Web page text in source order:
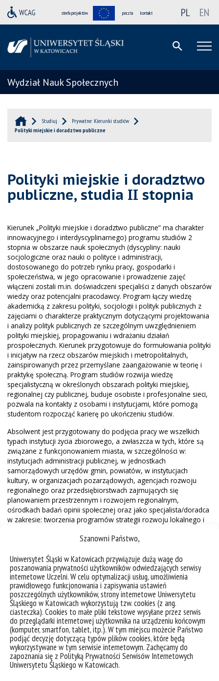
Szanowni Państwo,
Uniwersytet Śląski w Katowicach przywiązuje dużą wagę do
poszanowania prywatności użytkowników odwiedzających serwisy
internetowe Uczelni. W celu optymalizacji usług, umożliwienia
prawidłowego funkcjonowania i zapisywania ustawień
poszczególnych użytkowników, strony internetowe Uniwersytetu
Śląskiego w Katowicach wykorzystują tzw. cookies (z ang.
ciasteczka). Cookies to małe pliki tekstowe wysyłane przez serwis
do przeglądarki internetowej użytkownika na urządzeniu końcowym
(komputer, smartfon, tablet, itp.). W tym miejscu możecie Państwo
podjąć decyzję dotyczącą typów plików cookies, które będą
wykorzystywane w tym serwisie internetowym. Zachęcamy do
zapoznania się z Polityką Prywatności Serwisów Internetowych
Uniwersytetu Śląskiego w Katowicach.
strefa projektów poczta kontakt PL EN
Wydział Nauk Społecznych
Studiuj
Prywatne: Kierunki studiów
Polityki miejskie i doradztwo publiczne
Polityki miejskie i doradztwo
publiczne, studia II stopnia
Kierunek „Polityki miejskie i doradztwo publiczne” ma charakter
innowacyjnego i interdyscyplinarnego) programu studiów 2
stopnia w obszarze nauk społecznych (dyscypliny: nauki
socjologiczne oraz nauki o polityce i administracji,
dostosowanego do potrzeb rynku pracy, gospodarki i
społeczeństwa, w jego opracowanie i prowadzenie zajęć
włączeni zostali m.in. doświadczeni specjaliści z danych obszarów
wiedzy oraz potencjalni pracodawcy. Program łączy wiedzę
akademicką z zakresu polityki, socjologii i polityk publicznych z
zajęciami o charakterze praktycznym dotyczącymi projektowania
i analizy polityk publicznych ze szczególnym uwzględnieniem
polityki miejskiej, propagowaniu i wdrażaniu działań
prospołecznych. Kierunek przygotowuje do formułowania polityki
i inicjatyw na rzecz obszarów miejskich i metropolitalnych,
zainspirowanych przez przemyślane zaangażowanie w teorię i
praktykę społeczną. Program studiów rozwija wiedzę
specjalistyczną w określonych obszarach polityki miejskiej,
regionalnej czy publicznej, buduje osobiste i profesjonalne sieci,
pozwala na kontakty z osobami i instytucjami, które pomogą
studentom rozpocząć karierę po ukończeniu studiów.
Absolwent jest przygotowany do podjęcia pracy we wszelkich
typach instytucji życia zbiorowego, a zwłaszcza w tych, które są
związane z funkcjonowaniem miasta, w szczególności w:
instytucjach administracji publicznej, w jednostkach
samorządowych urzędów gmin, powiatów, w instytucjach
kultury, w organizacjach pozarządowych, agencjach rozwoju
regionalnego oraz przedsiębiorstwach zajmujących się
planowaniem przestrzennym i rozwojem regionalnym,
ośrodkach badań opinii społecznej oraz jako specjalista/doradca
w zakresie: tworzenia programów strategii rozwoju lokalnego i
instytucjach publicznych, biurach poselskich i senatorskich, w
organizacjach politycznych, organach jednostek samorządu
terytorialnego, w szczególności w obszarze projektowania i
realizacji kampanii społecznych i politycznych oraz projektowania
kampanii medialnych. Mogą także pracować w agencjach public
relations, jak również wykonywać zawód rzecznika prasowego,
analityka opinii publicznej, doradcy ds. wizerunku politycznego,
kierownika i pracownika sztabów wyborczych.